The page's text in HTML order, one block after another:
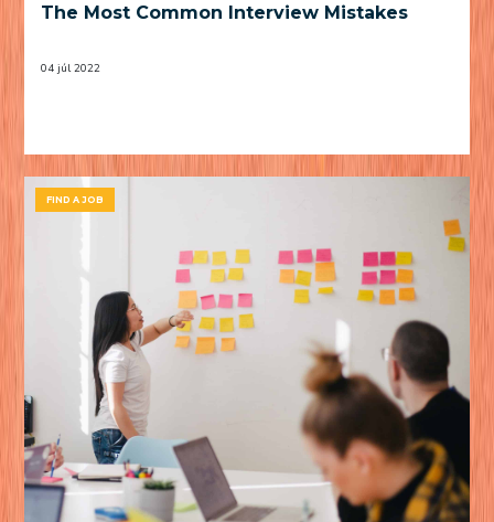
The Most Common Interview Mistakes
04 júl 2022
FIND A JOB